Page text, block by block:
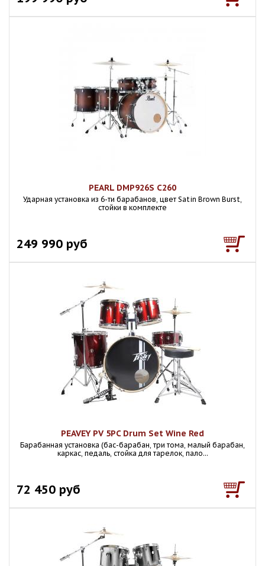
PEARL DMP926S C260
Ударная установка из 6-ти барабанов, цвет Satin Brown Burst,
стойки в комплекте
249 990 руб
PEAVEY PV 5PC Drum Set Wine Red
Барабанная установка (бас-барабан, три тома, малый барабан,
каркас, педаль, стойка для тарелок, пало...
72 450 руб